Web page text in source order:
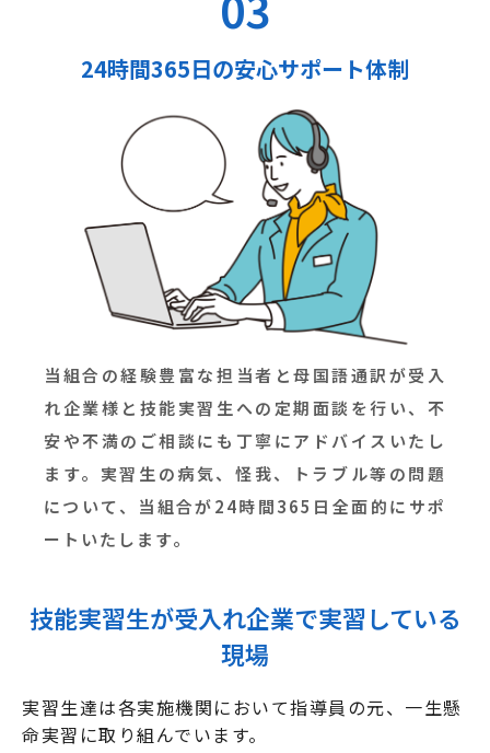
24時間365日の安心サポート体制
当組合の経験豊富な担当者と母国語通訳が受入
れ企業様と技能実習生への定期面談を行い、不
安や不満のご相談にも丁寧にアドバイスいたし
ます。実習生の病気、怪我、トラブル等の問題
について、当組合が24時間365日全面的にサポ
ートいたします。
技能実習生が受入れ企業で実習している
現場
実習生達は各実施機関において指導員の元、一生懸
命実習に取り組んでいます。